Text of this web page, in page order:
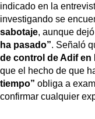
indicado en la
investigando se
sabotaje, aunque
ha pasado”. Señaló
de control de Adif en
que el hecho de que
tiempo” obliga a
confirmar cualquier